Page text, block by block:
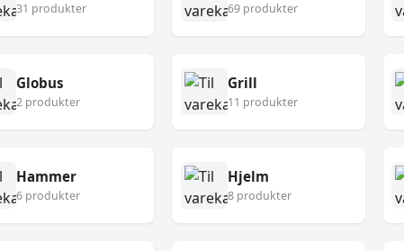
31 produkter 69 produkter
Globus
2 produkter
Grill
11 produkter
Hammer
6 produkter
Hjelm
8 produkter